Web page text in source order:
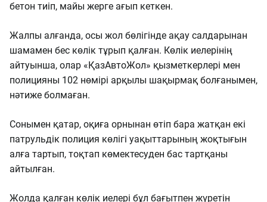
бетон тиіп, майы жерге ағып кеткен.
Жалпы алғанда, осы жол бөлігінде ақау салдарынан
шамамен бес көлік тұрып қалған. Көлік иелерінің
айтуынша, олар «ҚазАвтоЖол» қызметкерлері мен
полицияны 102 нөмірі арқылы шақырмақ болғанымен,
нәтиже болмаған.
Сонымен қатар, оқиға орнынан өтіп бара жатқан екі
патрульдік полиция көлігі уақыттарының жоқтығын
алға тартып, тоқтап көмектесуден бас тартқаны
айтылған.
Жолда қалған көлік иелері бұл бағытпен жүретін